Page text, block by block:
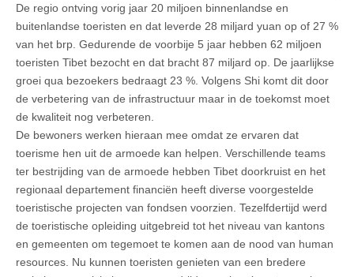
De regio ontving vorig jaar 20 miljoen binnenlandse en
buitenlandse toeristen en dat leverde 28 miljard yuan op of 27 %
van het brp. Gedurende de voorbije 5 jaar hebben 62 miljoen
toeristen Tibet bezocht en dat bracht 87 miljard op. De jaarlijkse
groei qua bezoekers bedraagt 23 %. Volgens Shi komt dit door
de verbetering van de infrastructuur maar in de toekomst moet
de kwaliteit nog verbeteren.
De bewoners werken hieraan mee omdat ze ervaren dat
toerisme hen uit de armoede kan helpen. Verschillende teams
ter bestrijding van de armoede hebben Tibet doorkruist en het
regionaal departement financiën heeft diverse voorgestelde
toeristische projecten van fondsen voorzien. Tezelfdertijd werd
de toeristische opleiding uitgebreid tot het niveau van kantons
en gemeenten om tegemoet te komen aan de nood van human
resources. Nu kunnen toeristen genieten van een bredere